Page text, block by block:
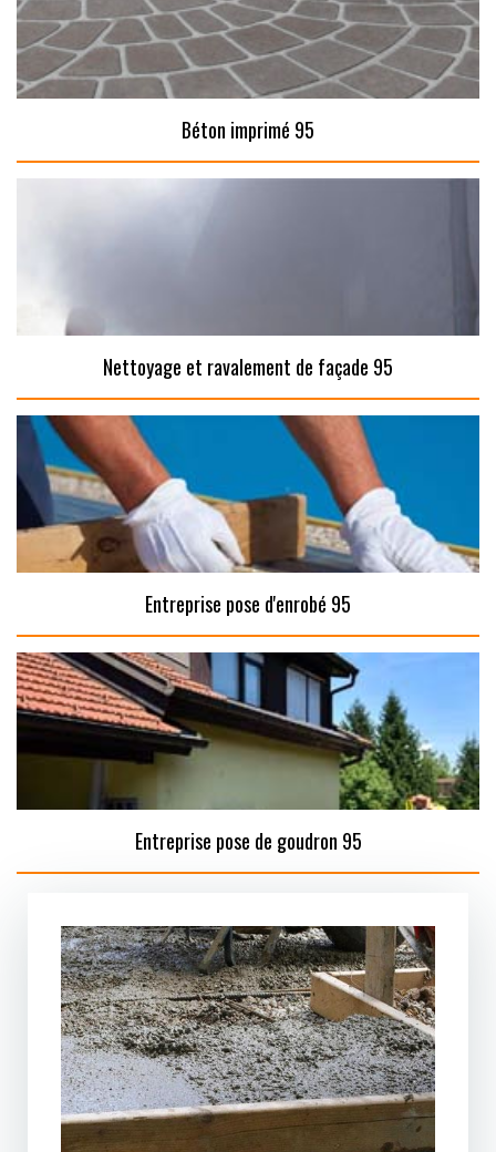
Béton imprimé 95
Nettoyage et ravalement de façade 95
Entreprise pose d'enrobé 95
Entreprise pose de goudron 95